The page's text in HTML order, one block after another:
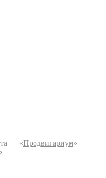
— «Продвигариум»